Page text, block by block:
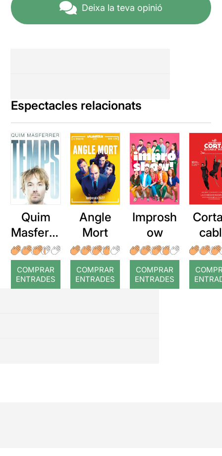
Deixa la teva opinió
Espectacles relacionats
Quim
Masferre
r: Temps
COMPRAR
ENTRADES
Angle
Mort
COMPRAR
ENTRADES
Improsh
ow
COMPRAR
ENTRADES